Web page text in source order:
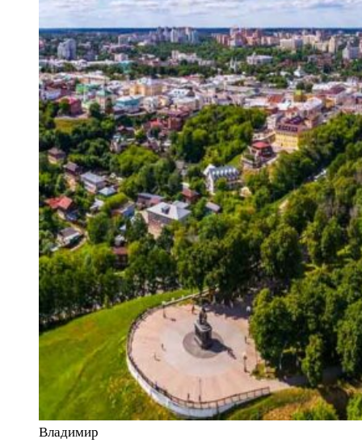
Владимир